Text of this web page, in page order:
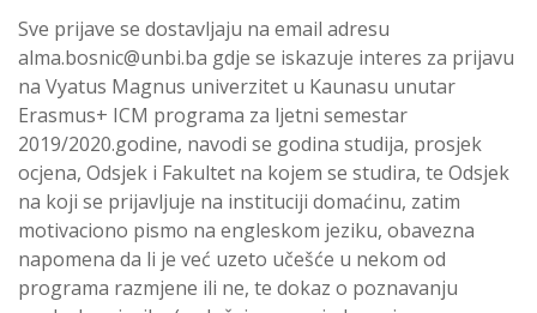
Sve prijave se dostavljaju na email adresu
alma.bosnic@unbi.ba gdje se iskazuje interes za prijavu
na Vyatus Magnus univerzitet u Kaunasu unutar
Erasmus+ ICM programa za ljetni semestar
2019/2020.godine, navodi se godina studija, prosjek
ocjena, Odsjek i Fakultet na kojem se studira, te Odsjek
na koji se prijavljuje na instituciji domaćinu, zatim
motivaciono pismo na engleskom jeziku, obavezna
napomena da li je već uzeto učešće u nekom od
programa razmjene ili ne, te dokaz o poznavanju